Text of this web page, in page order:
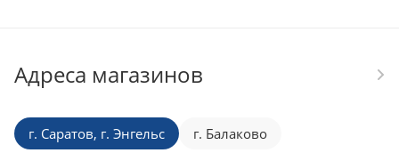
Адреса магазинов
г. Саратов, г. Энгельс г. Балаково